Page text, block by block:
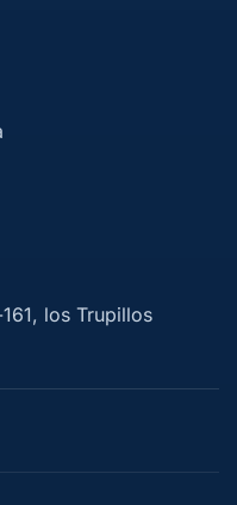
los Trupillos